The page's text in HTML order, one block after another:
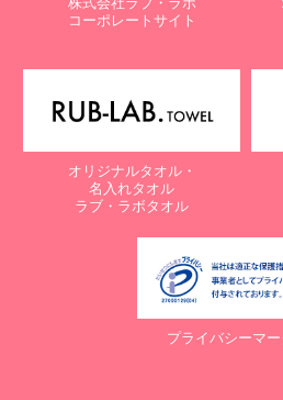
コーポレートサイト
オリジナルタオル・
名入れタオル
ラブ・ラボタオル
プライバシーマ